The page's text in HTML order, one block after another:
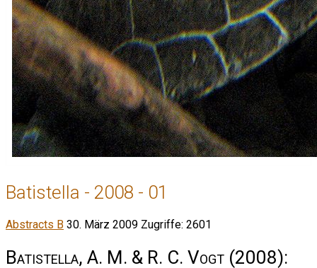
Batistella - 2008 - 01
Abstracts B 30. März 2009 Zugriffe: 2601
Batistella, A. M. & R. C. Vogt (2008):